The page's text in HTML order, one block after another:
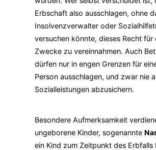
Erbschaft also ausschlagen, ohne
Insolvenzverwalter oder
versuchen könnte, dieses Recht für
Zwecke zu vereinnahmen. Auch
dürfen nur in engen Grenzen für
Person ausschlagen, und zwar nie
Sozialleistungen abzusichern.
Besondere Aufmerksamkeit
ungeborene Kinder, sogenannte
ein Kind zum Zeitpunkt des Erbfalls